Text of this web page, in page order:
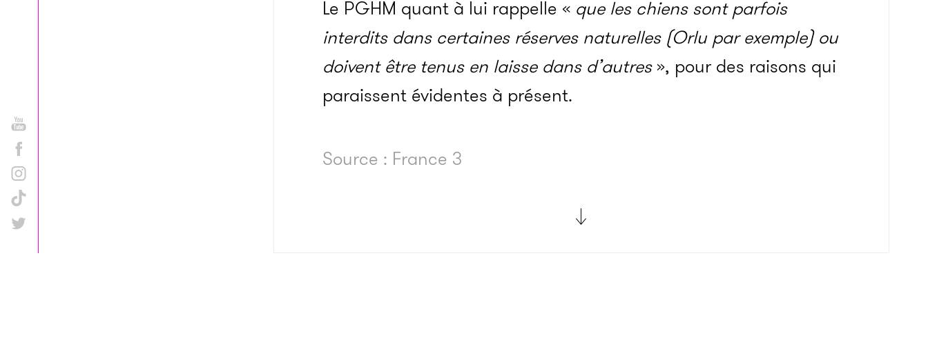
Le PGHM quant à lui rappelle « que les chiens sont parfois
interdits dans certaines réserves naturelles (Orlu par exemple) ou
doivent être tenus en laisse dans d’autres», pour des raisons qui
paraissent évidentes à présent.
Source : France 3